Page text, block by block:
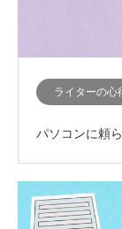
ライターの心
パソコンに頼